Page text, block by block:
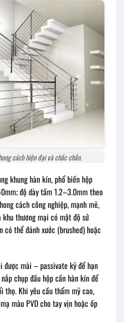
cách hiện đại và chắc chắn.
khung hàn kín, phổ biến hộp
độ dày tấm 1.2–3.0mm theo
cách công nghiệp, mạnh mẽ,
thương mại có mật độ sử
có thể đánh xước (brushed) hoặc
được mài – passivate kỹ để hạn
chụp đầu hộp cần hàn kín để
thọ. Khi yêu cầu thẩm mỹ cao,
màu PVD cho tay vịn hoặc ốp